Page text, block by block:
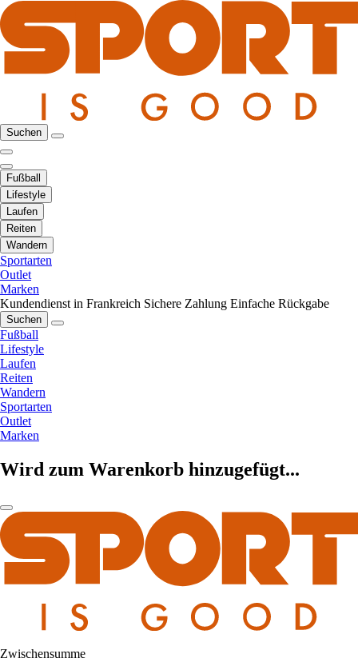
Suchen
Fußball
Lifestyle
Laufen
Reiten
Wandern
Sportarten
Outlet
Marken
Kundendienst in Frankreich Sichere Zahlung Einfache Rückgabe
Suchen
Fußball
Lifestyle
Laufen
Reiten
Wandern
Sportarten
Outlet
Marken
Wird zum Warenkorb hinzugefügt...
Zwischensumme